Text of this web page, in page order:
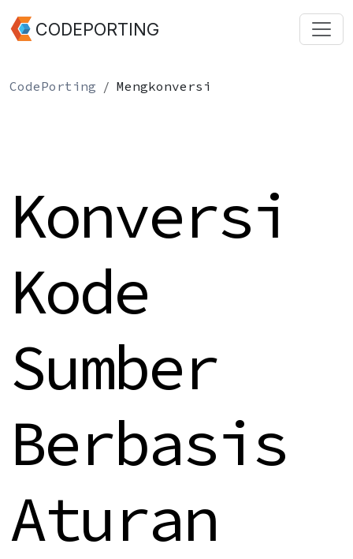
CODEPORTING
CodePorting Mengkonversi
Konversi
Kode
Sumber
Berbasis
Aturan